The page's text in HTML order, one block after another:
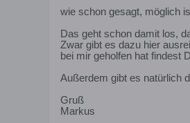
wie schon gesagt, möglich
Das geht schon damit los,
Zwar gibt es dazu hier
bei mir geholfen hat findest
Außerdem gibt es natürlich
Gruß
Markus